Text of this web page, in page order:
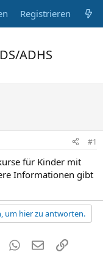
Registrieren
ADHS
#1
für Kinder mit
Informationen gibt
um hier zu antworten.
Tumblr WhatsApp
E-MailLink